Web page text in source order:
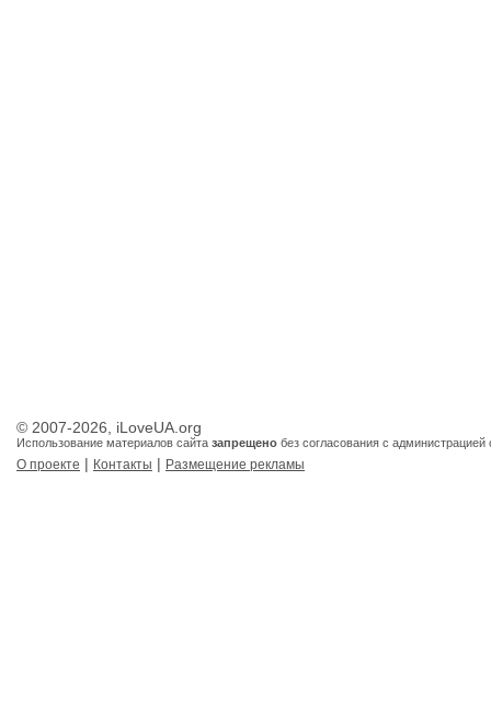
© 2007-2026, iLoveUA.org
Использование материалов сайта запрещено без согласования с администрацией
О проекте | Контакты | Размещение рекламы